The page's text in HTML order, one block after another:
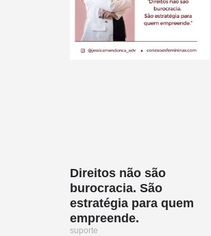
Direitos não são
burocracia. São
estratégia para quem
empreende.
suporte